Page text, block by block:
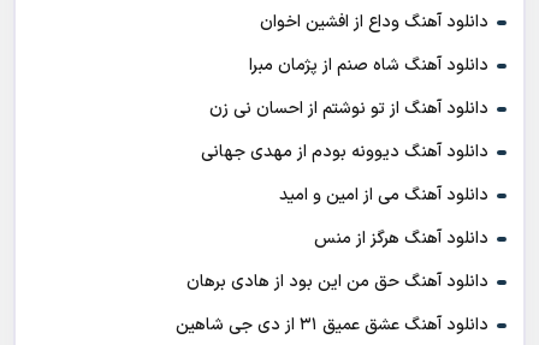
دانلود آهنگ وداع از افشين اخوان
دانلود آهنگ شاه صنم از پژمان مبرا
دانلود آهنگ از تو نوشتم از احسان نی زن
دانلود آهنگ دیوونه بودم از مهدی جهانی
دانلود آهنگ می از امین و امید
دانلود آهنگ هرگز از منس
دانلود آهنگ حق من این بود از هادی برهان
دانلود آهنگ عشق عمیق ۳۱ از دی جی شاهین